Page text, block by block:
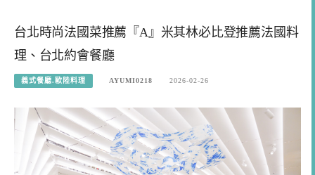
台北時尚法國菜推薦『A』米其林必比登推薦法國料
理、台北約會餐廳
義式餐廳.歐陸料理 AYUMI0218 2026-02-26